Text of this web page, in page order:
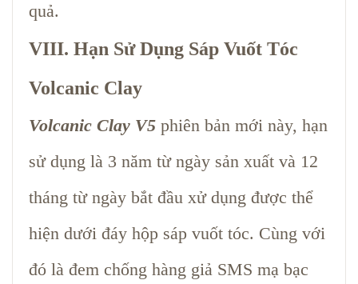
quả.
VIII. Hạn Sử Dụng Sáp Vuốt Tóc
Volcanic Clay
Volcanic Clay V5 phiên bản mới này, hạn
sử dụng là 3 năm từ ngày sản xuất và 12
tháng từ ngày bắt đầu xử dụng được thể
hiện dưới đáy hộp sáp vuốt tóc. Cùng với
đó là đem chống hàng giả SMS mạ bạc